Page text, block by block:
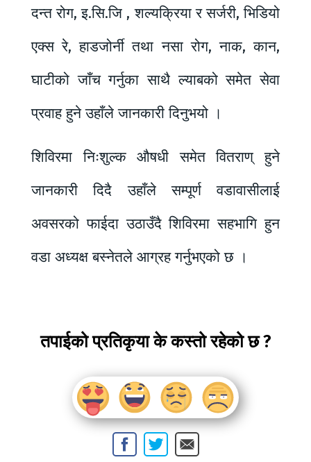
दन्त रोग, इ.सि.जि , शल्यक्रिया र सर्जरी, भिडियो
एक्स रे, हाडजोर्नी तथा नसा रोग, नाक, कान,
घाटीको जाँच गर्नुका साथै ल्याबको समेत सेवा
प्रवाह हुने उहाँले जानकारी दिनुभयो ।
शिविरमा निःशुल्क औषधी समेत वितराण् हुने
जानकारी दिदै उहाँले सम्पूर्ण वडावासीलाई
अवसरको फाईदा उठाउँदै शिविरमा सहभागि हुन
वडा अध्यक्ष बस्नेतले आग्रह गर्नुभएको छ ।
तपाईको प्रतिकृया के कस्तो रहेको छ ?